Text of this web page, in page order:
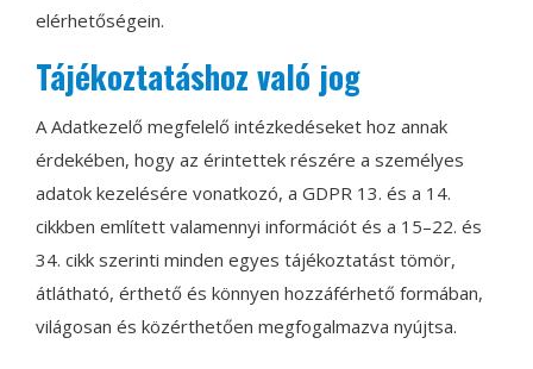
elérhetőségein.
Tájékoztatáshoz való jog
A Adatkezelő megfelelő intézkedéseket hoz annak
érdekében, hogy az érintettek részére a személyes
adatok kezelésére vonatkozó, a GDPR 13. és a 14.
cikkben említett valamennyi információt és a 15–22. és
34. cikk szerinti minden egyes tájékoztatást tömör,
átlátható, érthető és könnyen hozzáférhető formában,
világosan és közérthetően megfogalmazva nyújtsa.